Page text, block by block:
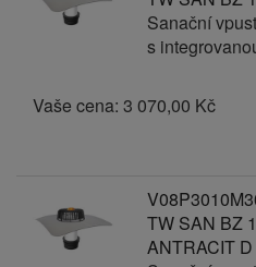
Sanační
s
Vaše cena: 3 070,00 Kč
TW SAN BZ
ANTRACIT D